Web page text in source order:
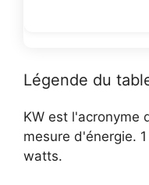
Légende du
KW est l'acronyme
mesure d'énergie.
watts.